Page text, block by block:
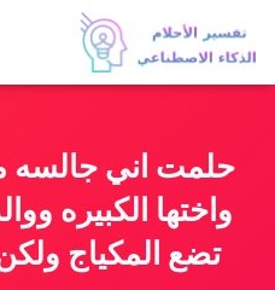
حلمت اني جالسه
واختها الكبيره
تضع المكياج